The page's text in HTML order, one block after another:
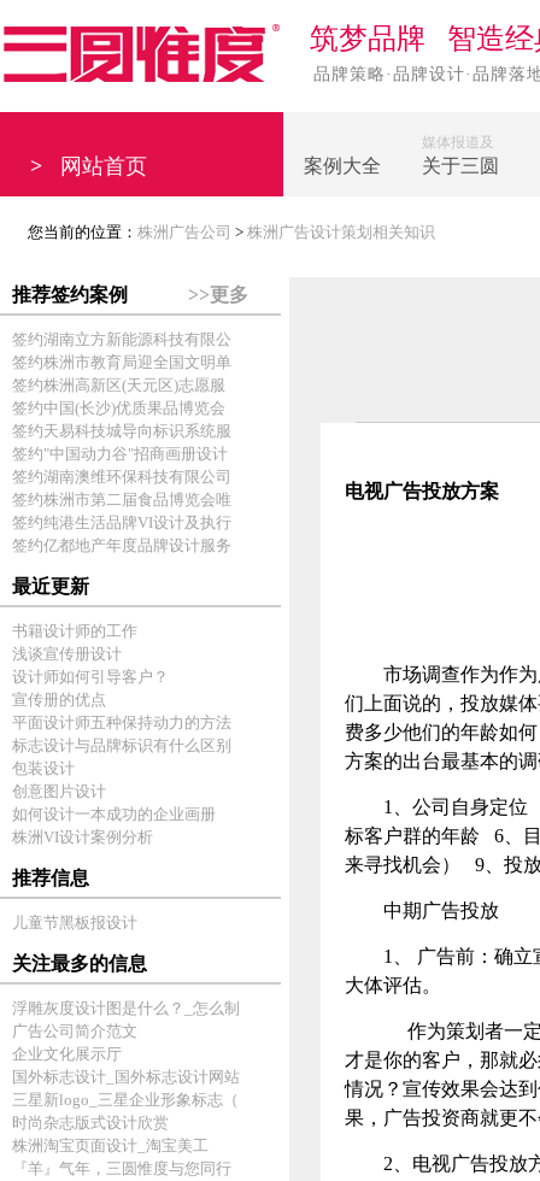
筑梦品牌 智造经
品牌策略·品牌设计·品牌落
> 网站首页 案例大全
媒体报道及
关于三圆
您当前的位置： 株洲广告公司 > 株洲广告设计策划相关知识
推荐签约案例 >>更多
签约湖南立方新能源科技有限公
签约株洲市教育局迎全国文明单
签约株洲高新区(天元区)志愿服
签约中国(长沙)优质果品博览会
签约天易科技城导向标识系统服
签约"中国动力谷"招商画册设计
签约湖南澳维环保科技有限公司
签约株洲市第二届食品博览会唯
签约纯港生活品牌VI设计及执行
签约亿都地产年度品牌设计服务
最近更新
书籍设计师的工作
浅谈宣传册设计
设计师如何引导客户？
宣传册的优点
平面设计师五种保持动力的方法
标志设计与品牌标识有什么区别
包装设计
创意图片设计
如何设计一本成功的企业画册
株洲VI设计案例分析
推荐信息
儿童节黑板报设计
关注最多的信息
浮雕灰度设计图是什么？_怎么制
广告公司简介范文
企业文化展示厅
国外标志设计_国外标志设计网站
三星新logo_三星企业形象标志（
时尚杂志版式设计欣赏
株洲淘宝页面设计_淘宝美工
『羊』气年，三圆惟度与您同行
电视广告投放方案
市场调查作为作
们上面说的，投放媒
费多少他们的年龄如
方案的出台最基本的
1、公司自身定
标客户群的年龄 6、
来寻找机会） 9、投
中期广告投放
1、 广告前：确
大体评估。
作为策划者一定
才是你的客户，那就
情况？宣传效果会达
果，广告投资商就更
2、电视广告投放